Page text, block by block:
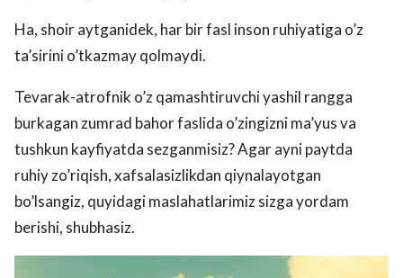
Ha, shoir aytganidek, har bir fasl inson ruhiyatiga o’z
ta’sirini o’tkazmay qolmaydi.
Tevarak-atrofnik o’z qamashtiruvchi yashil rangga
burkagan zumrad bahor faslida o’zingizni ma’yus va
tushkun kayfiyatda sezganmisiz? Agar ayni paytda
ruhiy zo’riqish, xafsalasizlikdan qiynalayotgan
bo’lsangiz, quyidagi maslahatlarimiz sizga yordam
berishi, shubhasiz.